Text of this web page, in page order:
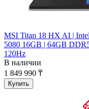
MSI Titan 18 HX AI |
5080 16GB | 64GB
120Hz
В наличии
1 849 990 ₸
Купить